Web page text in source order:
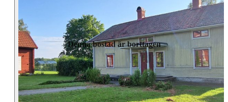
Denna bostad är borttagen